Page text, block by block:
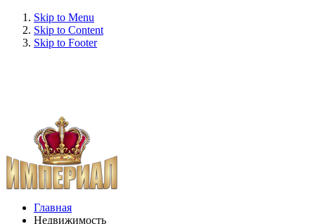
Skip to Menu
Skip to Content
Skip to Footer
Главная
Недвижимость